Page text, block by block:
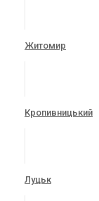
Житомир
Кропивницький
Луцьк